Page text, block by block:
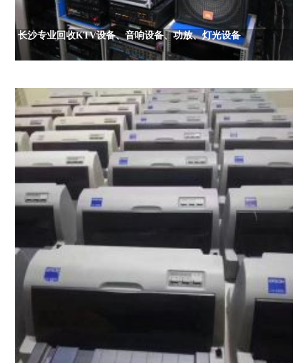
长沙专业回收KTV设备、音响设备、功放、灯光设备